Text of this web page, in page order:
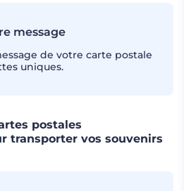
message
de votre carte postale
uniques.
postales
transporter vos souvenirs